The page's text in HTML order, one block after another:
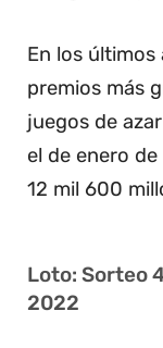
En los
premios más
juegos de
el de enero
12 mil 600
Loto: Sorteo
2022